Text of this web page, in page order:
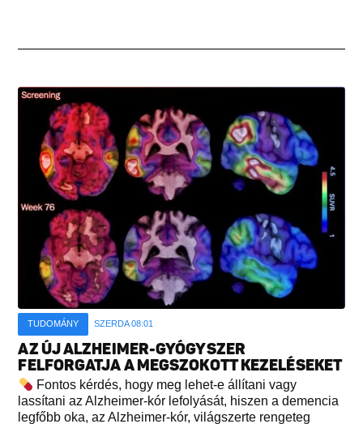
TUDOMÁNY SZERDA 08:01
AZ ÚJ ALZHEIMER-GYÓGYSZER
FELFORGATJA A MEGSZOKOTT KEZELÉSEKET
Fontos kérdés, hogy meg lehet-e állítani vagy
lassítani az Alzheimer-kór lefolyását, hiszen a demencia
legfőbb oka, az Alzheimer-kór, világszerte rengeteg